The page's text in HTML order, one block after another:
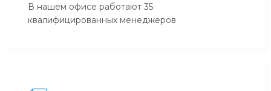
В нашем офисе работают 35
квалифицированных менеджеров